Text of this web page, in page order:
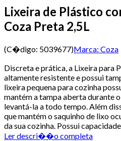
Lixeira de Plástico
Coza Preta 2,5L
(C�digo: 5039677)Marca: Coza
Discreta e prática, a Lixeira para
altamente resistente e possui
lixeira pequena para cozinha
mantém a tampa aberta durante
levantá-la a todo tempo. Além
que mantém o saquinho de lixo
da sua cozinha. Possui
Ler descri��o completa